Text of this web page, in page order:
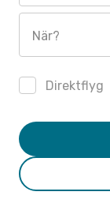
När?
Direktflyg